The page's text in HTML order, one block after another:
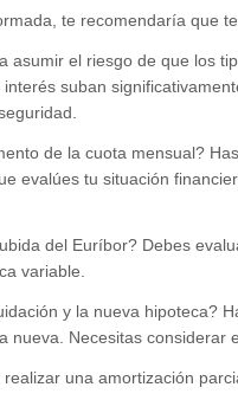
te recomendaría que
asumir el riesgo de que los
suban
de la cuota mensual?
evalúes tu situación
del Euríbor? Debes
variable.
y la nueva hipoteca?
nueva. Necesitas considerar
una amortización